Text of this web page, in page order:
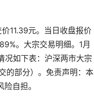
11.39元。当日收盘报价
。大宗交易明细。1月
况如下表：沪深两市大宗
的部分）。免责声明：本
自担。